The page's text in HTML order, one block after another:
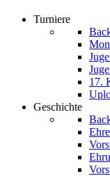
Turniere
17.
Geschichte